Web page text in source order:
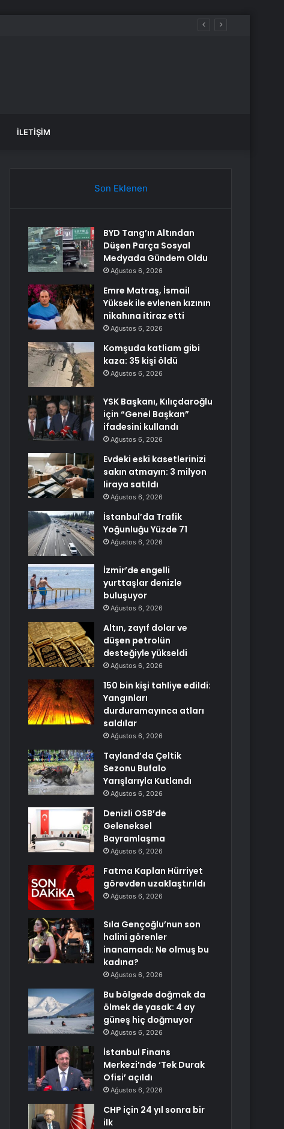
İLETIŞIM
Son Eklenen
BYD Tang’ın Altından
Düşen Parça Sosyal
Medyada Gündem Oldu
Ağustos 6, 2026
Emre Matraş, İsmail
Yüksek ile evlenen kızının
nikahına itiraz etti
Ağustos 6, 2026
Komşuda katliam gibi
kaza: 35 kişi öldü
Ağustos 6, 2026
YSK Başkanı, Kılıçdaroğlu
için “Genel Başkan”
ifadesini kullandı
Ağustos 6, 2026
Evdeki eski kasetlerinizi
sakın atmayın: 3 milyon
liraya satıldı
Ağustos 6, 2026
İstanbul’da Trafik
Yoğunluğu Yüzde 71
Ağustos 6, 2026
İzmir’de engelli
yurttaşlar denizle
buluşuyor
Ağustos 6, 2026
Altın, zayıf dolar ve
düşen petrolün
desteğiyle yükseldi
Ağustos 6, 2026
150 bin kişi tahliye edildi:
Yangınları
durduramayınca atları
saldılar
Ağustos 6, 2026
Tayland’da Çeltik
Sezonu Bufalo
Yarışlarıyla Kutlandı
Ağustos 6, 2026
Denizli OSB’de
Geleneksel
Bayramlaşma
Ağustos 6, 2026
Fatma Kaplan Hürriyet
görevden uzaklaştırıldı
Ağustos 6, 2026
Sıla Gençoğlu’nun son
halini görenler
inanamadı: Ne olmuş bu
kadına?
Ağustos 6, 2026
Bu bölgede doğmak da
ölmek de yasak: 4 ay
güneş hiç doğmuyor
Ağustos 6, 2026
İstanbul Finans
Merkezi’nde ‘Tek Durak
Ofisi’ açıldı
Ağustos 6, 2026
CHP için 24 yıl sonra bir
ilk